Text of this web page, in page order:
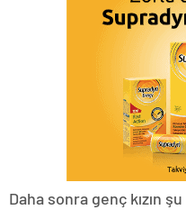
Daha sonra genç kızın